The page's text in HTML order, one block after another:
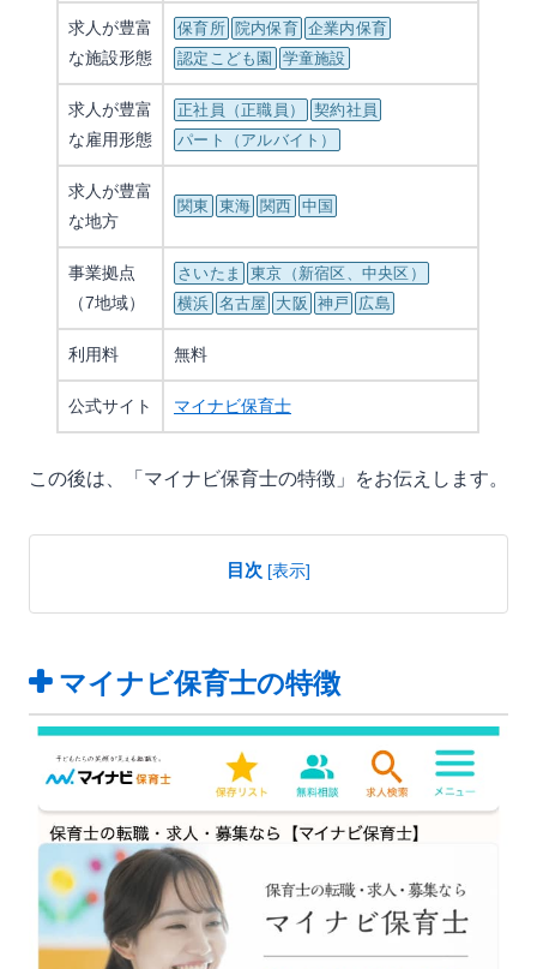
求人が豊富
な施設形態
保育所 院内保育 企業内保育
認定こども園
学童施設
求人が豊富
な雇用形態
正社員（正職員）
契約社員
パート（アルバイト）
求人が豊富
な地方
関東 東海 関西 中国
事業拠点
（7地域）
さいたま
東京（新宿区、中央区）
横浜 名古屋 大阪 神戸 広島
利用料 無料
公式サイト マイナビ保育士
この後は、「マイナビ保育士の特徴」をお伝えします。
目次 [表示]
マイナビ保育士の特徴